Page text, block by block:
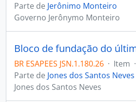
Parte de Jerônimo Monteiro
Governo Jerônymo Monteiro
BR ESAPEES JSN.1.180.26 · Item ·
Parte de Jones dos Santos Neves
Jones dos Santos Neves